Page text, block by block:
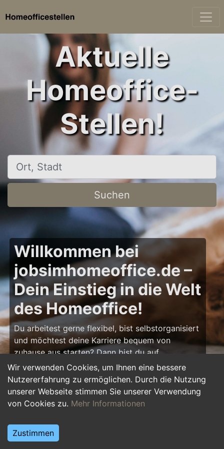
Wir verwenden Cookies, um Ihnen eine bessere
Nutzererfahrung zu ermöglichen. Durch die Nutzung
unserer Webseite stimmen Sie unserer Verwendung
von Cookies zu. Mehr Informationen
Zustimmen
Aktuelle
Homeoffice-
Stellen!
Ort, Stadt
Suchen
Willkommen bei
jobsimhomeoffice.de –
Dein Einstieg in die Welt
des Homeoffice!
Du arbeitest gerne flexibel, bist selbstorganisiert
und möchtest deine Karriere bequem von
zuhause aus starten? Dann bist du auf
jobsimhomeoffice.de genau richtig! Hier findest
du zahlreiche Ausbildungsplätze, Praktika und
Jobs, die komplett oder teilweise im Homeoffice
erledigt werden können – von IT über Marketing
Starte deine Karriere im Homeoffice und gestalte
deinen Arbeitsalltag nach deinen Vorstellungen!